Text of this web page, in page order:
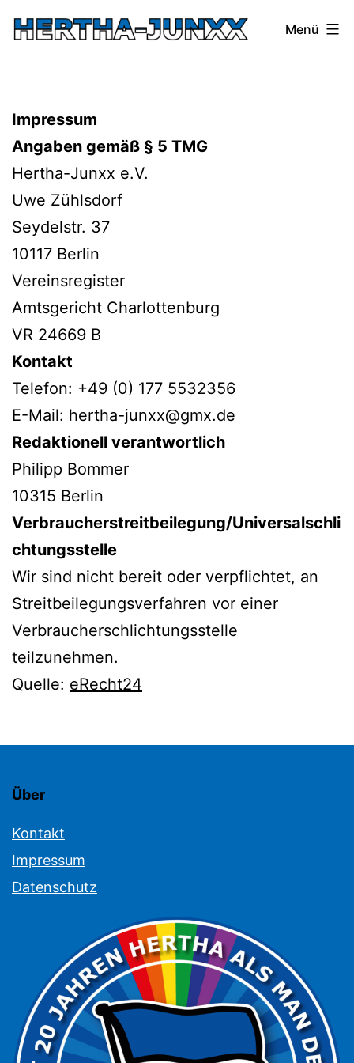
Inhalt
Menü
Impressum
Angaben gemäß § 5 TMG
Hertha-Junxx e.V.
Uwe Zühlsdorf
Seydelstr. 37
10117 Berlin
Vereinsregister
Amtsgericht Charlottenburg
VR 24669 B
Kontakt
Telefon: +49 (0) 177 5532356
E-Mail: hertha-junxx@gmx.de
Redaktionell verantwortlich
Philipp Bommer
10315 Berlin
Verbraucherstreitbeilegung/Universalschli
chtungsstelle
Wir sind nicht bereit oder verpflichtet, an
Streitbeilegungsverfahren vor einer
Verbraucherschlichtungsstelle
teilzunehmen.
Quelle: eRecht24
Über
Kontakt
Impressum
Datenschutz